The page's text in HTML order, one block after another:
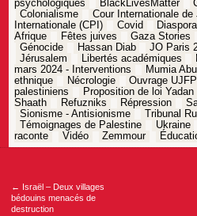
psychologiques
BlackLivesMatter
Colonialisme
Cour Internationale
Internationale (CPI)
Covid Diaspora
Afrique
Fêtes juives Gaza Stories
Génocide
Hassan Diab JO Paris
Jérusalem
Libertés académiques
mars 2024 - Interventions
Mumia
ethnique
Nécrologie Ouvrage UJFP
palestiniens
Proposition de loi Yadan
Shaath
Refuzniks Répression
Sionisme - Antisionisme
Tribunal
Témoignages de Palestine
Ukraine
raconte
Vidéo Zemmour
Navigation
← Israël – Deux villages
bédouins menacés de
destruction